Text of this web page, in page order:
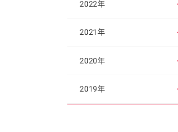
2025年10月
2025年9月
2025年8月
2025年7月
2024年11月
2024年10月
2024年9月
2024年8月
2023年12月
2023年11月
2023年10月
2023年9月
2022年
2022年12月
2022年11月
2022年10月
2021年
2021年12月
2021年11月
2020年
2020年12月
2019年